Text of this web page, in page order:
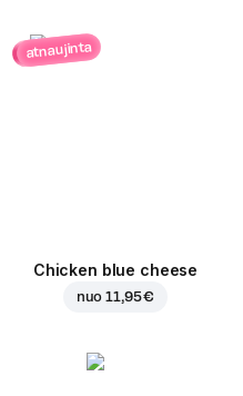
atnaujinta
Chicken blue cheese
nuo11,95 €